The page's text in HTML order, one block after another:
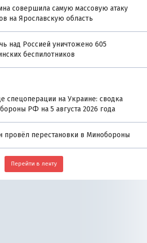
совершила самую массовую атаку
на Ярославскую область
над Россией уничтожено 605
беспилотников
спецоперации на Украине: сводка
РФ на 5 августа 2026 года
провёл перестановки в Минобороны
Перейти в ленту